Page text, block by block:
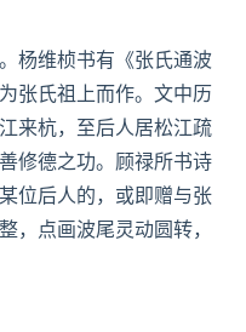
杨维桢书有《张氏通波
张氏祖上而作。文中历
来杭，至后人居松江疏
修德之功。顾禄所书诗
位后人的，或即赠与张
，点画波尾灵动圆转，